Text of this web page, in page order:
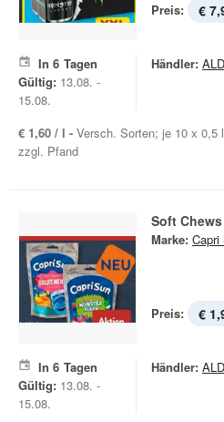
Preis: €
In 6 Tagen
Gültig: 13.08. -
15.08.
Händler:
€ 1,60 / l - Versch. Sorten; je 10 x 0,5
zzgl. Pfand
Soft Chews
Marke: Capri
Preis: €
In 6 Tagen
Gültig: 13.08. -
15.08.
Händler: